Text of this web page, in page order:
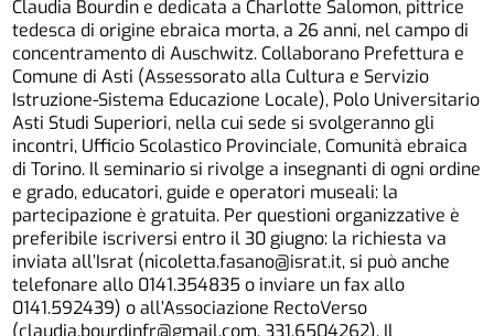
Claudia Bourdin e dedicata a Charlotte Salomon, pittrice
tedesca di origine ebraica morta, a 26 anni, nel campo di
concentramento di Auschwitz. Collaborano Prefettura e
Comune di Asti (Assessorato alla Cultura e Servizio
Istruzione-Sistema Educazione Locale), Polo Universitario
Asti Studi Superiori, nella cui sede si svolgeranno gli
incontri, Ufficio Scolastico Provinciale, Comunità ebraica
di Torino. Il seminario si rivolge a insegnanti di ogni ordine
e grado, educatori, guide e operatori museali: la
partecipazione è gratuita. Per questioni organizzative è
preferibile iscriversi entro il 30 giugno: la richiesta va
inviata all’Israt (nicoletta.fasano@israt.it, si può anche
telefonare allo 0141.354835 o inviare un fax allo
0141.592439) o all’Associazione RectoVerso
(claudia.bourdinfr@gmail.com, 331.6504262). Il